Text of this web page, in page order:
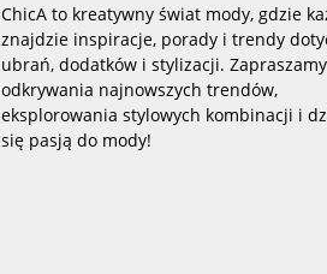
ChicA to kreatywny świat mody, gdzie
znajdzie inspiracje, porady i trendy
ubrań, dodatków i stylizacji.
odkrywania najnowszych trendów,
eksplorowania stylowych kombinacji i
się pasją do mody!